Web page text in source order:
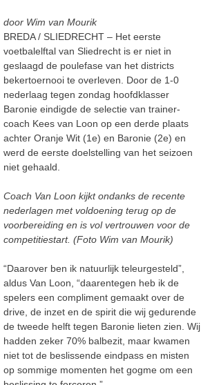
door Wim van Mourik
BREDA / SLIEDRECHT – Het eerste
voetbalelftal van Sliedrecht is er niet in
geslaagd de poulefase van het districts
bekertoernooi te overleven. Door de 1-0
nederlaag tegen zondag hoofdklasser
Baronie eindigde de selectie van trainer-
coach Kees van Loon op een derde plaats
achter Oranje Wit (1e) en Baronie (2e) en
werd de eerste doelstelling van het seizoen
niet gehaald.
Coach Van Loon kijkt ondanks de recente
nederlagen met voldoening terug op de
voorbereiding en is vol vertrouwen voor de
competitiestart. (Foto Wim van Mourik)
“Daarover ben ik natuurlijk teleurgesteld”,
aldus Van Loon, “daarentegen heb ik de
spelers een compliment gemaakt over de
drive, de inzet en de spirit die wij gedurende
de tweede helft tegen Baronie lieten zien. Wij
hadden zeker 70% balbezit, maar kwamen
niet tot de beslissende eindpass en misten
op sommige momenten het gogme om een